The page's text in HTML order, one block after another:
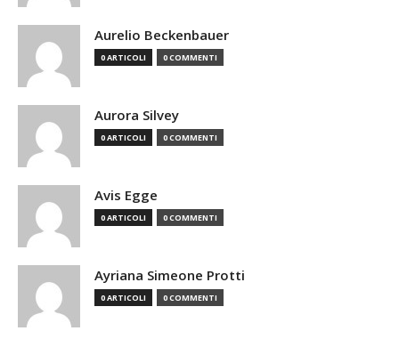
Aurelio Beckenbauer
0 ARTICOLI 0 COMMENTI
Aurora Silvey
0 ARTICOLI 0 COMMENTI
Avis Egge
0 ARTICOLI 0 COMMENTI
Ayriana Simeone Protti
0 ARTICOLI 0 COMMENTI